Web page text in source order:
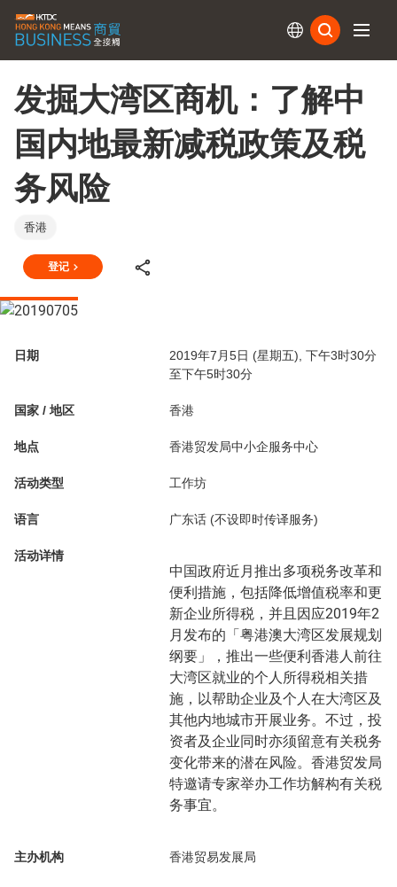
发掘大湾区商机：了解中
国内地最新减税政策及税
务风险
香港
登记
日期
2019年7月5日 (星期五), 下午3时30分
至下午5时30分
国家 / 地区 香港
地点 香港贸发局中小企服务中心
活动类型 工作坊
语言 广东话 (不设即时传译服务)
活动详情
中国政府近月推出多项税务改革和
便利措施，包括降低增值税率和更
新企业所得税，并且因应2019年2
月发布的「粤港澳大湾区发展规划
纲要」，推出一些便利香港人前往
大湾区就业的个人所得税相关措
施，以帮助企业及个人在大湾区及
其他内地城市开展业务。不过，投
资者及企业同时亦须留意有关税务
变化带来的潜在风险。香港贸发局
特邀请专家举办工作坊解构有关税
务事宜。
主办机构 香港贸易发展局